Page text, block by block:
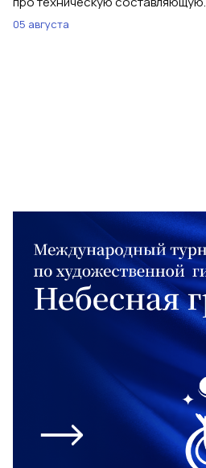
05 августа